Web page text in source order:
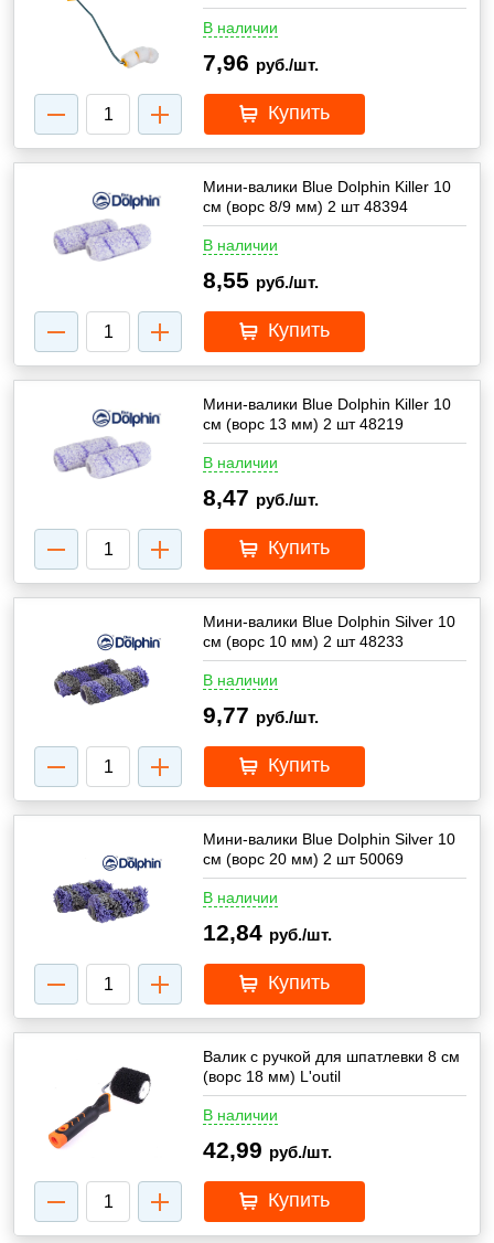
В наличии
7,96 руб./шт.
Купить
Мини-валики Blue Dolphin Killer 10
см (ворс 8/9 мм) 2 шт 48394
В наличии
8,55 руб./шт.
Купить
Мини-валики Blue Dolphin Killer 10
см (ворс 13 мм) 2 шт 48219
В наличии
8,47 руб./шт.
Купить
Мини-валики Blue Dolphin Silver 10
см (ворс 10 мм) 2 шт 48233
В наличии
9,77 руб./шт.
Купить
Мини-валики Blue Dolphin Silver 10
см (ворс 20 мм) 2 шт 50069
В наличии
12,84 руб./шт.
Купить
Валик с ручкой для шпатлевки 8 см
(ворс 18 мм) L'outil
В наличии
42,99 руб./шт.
Купить